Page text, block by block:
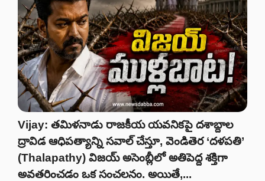
Vijay: తమిళనాడు రాజకీయ యవనికపై దశాబ్దాల
ద్రావిడ ఆధిపత్యాన్ని సవాల్ చేస్తూ, వెండితెర ‘దళపతి’
(Thalapathy) విజయ్ అసెంబ్లీలో అతిపెద్ద శక్తిగా
అవతరించడం ఒక సంచలనం. అయితే,...